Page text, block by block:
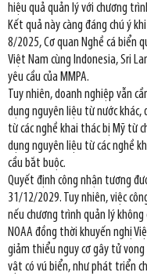
hiệu quả quản lý với chương
Kết quả này càng đáng chú ý
8/2025, Cơ quan Nghề cá biển
Việt Nam cùng Indonesia, Sri
yêu cầu của MMPA.
Tuy nhiên, doanh nghiệp vẫn
dụng nguyên liệu từ nước khác,
từ các nghề khai thác bị Mỹ từ
dụng nguyên liệu từ các nghề
cầu bắt buộc.
Quyết định công nhận tương
31/12/2029. Tuy nhiên, việc
nếu chương trình quản lý không
NOAA đồng thời khuyến nghị
giảm thiểu nguy cơ gây tử
vật có vú biển, như phát triển